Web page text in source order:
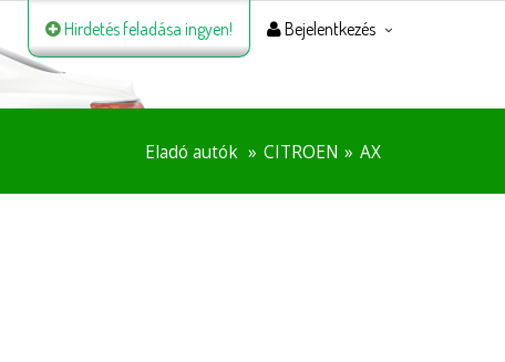
Hirdetés feladása ingyen! Bejelentkezés
Eladó autók CITROEN AX